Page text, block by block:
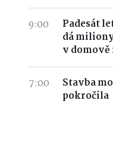
9:00
Padesát
dá
v domově
7:00
Stavba
pokročila